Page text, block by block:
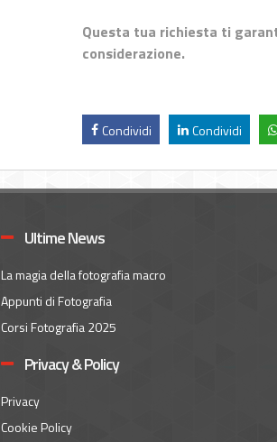
Questa tua richiesta ti
considerazione.
Condividi Condividi
Ultime News
La magia della fotografia macro
Appunti di Fotografia
Corsi Fotografia 2025
Privacy & Policy
Privacy
Cookie Policy